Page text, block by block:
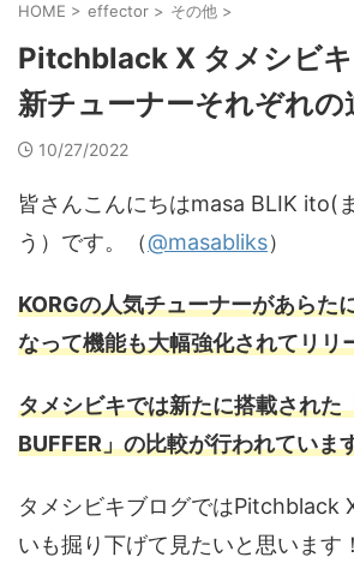
HOME > effector > その他 >
Pitchblack X タメシビキ
新チューナーそれぞれの
10/27/2022
皆さんこんにちはmasa BLIK ito(
う）です。（@masabliks）
KORGの人気チューナーがあら
なって機能も大幅強化されてリリ
タメシビキでは新たに搭載された
BUFFER」の比較が行われていま
タメシビキブログではPitchblack
いも掘り下げて見たいと思います！